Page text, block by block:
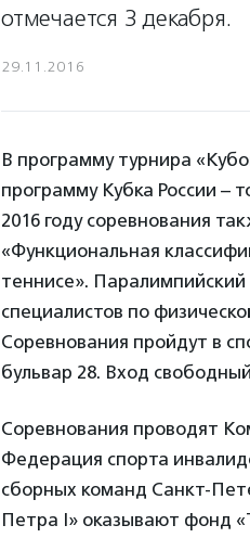
отмечается 3 декабря.
29.11.2016
В программу турнира
программу Кубка России –
2016 году соревнования
«Функциональная
теннисе».
специалистов по
Соревнования пройдут в
бульвар 28. Вход
Соревнования проводят
Федерация спорта
сборных команд Санкт-
Петра I» оказывают фонд